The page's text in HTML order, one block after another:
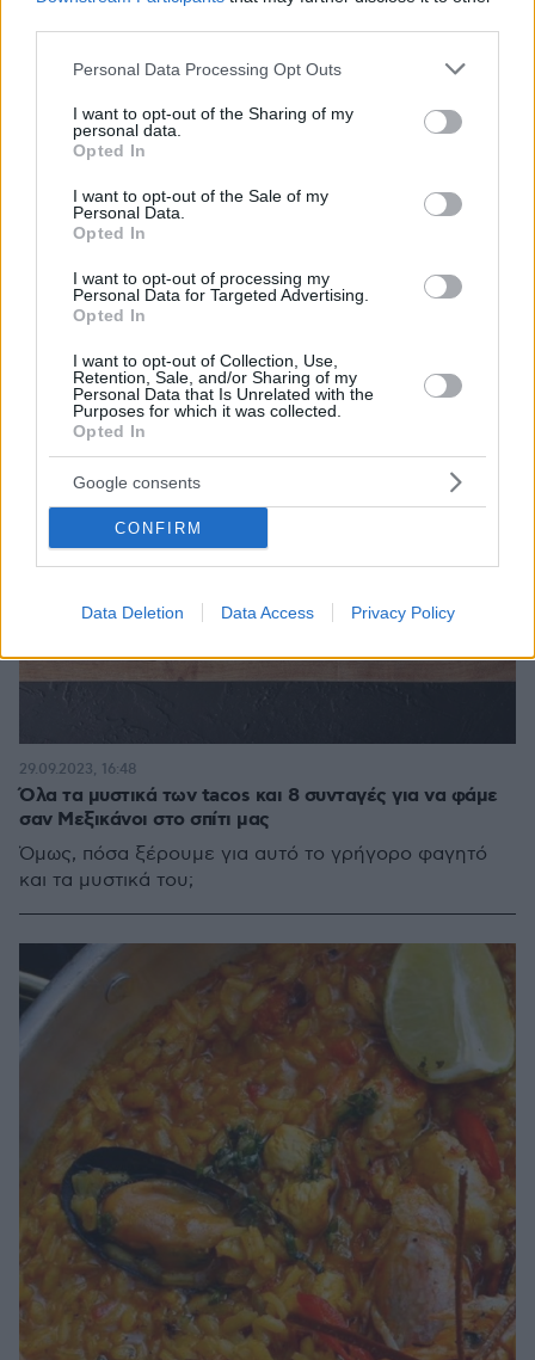
Please note that this website/app uses one or more Google
not limited to your visit or usage behaviour. You may click to
grant or deny consent to Google and its third-party tags to
use your data for below specified purposes in below Google
consent section.
Personal Data Processing Opt Outs
I want to opt-out of the Sharing of my
personal data.
Opted In
I want to opt-out of the Sale of my
Personal Data.
Opted In
I want to opt-out of processing my
Personal Data for Targeted Advertising.
Opted In
I want to opt-out of Collection, Use,
Retention, Sale, and/or Sharing of my
Personal Data that Is Unrelated with the
Purposes for which it was collected.
Opted In
Google consents
CONFIRM
Data Deletion Data Access Privacy Policy
Μια συνταγή της ομάδας του Matzenta Kuzina del Sol
στα Χανιά που συνδυάζει το αγαπημένο τους τοπικό
φρούτο με την ψητή πανσέτα.
17.10.2023, 11:00
Όλα τα μυστικά των tacos και 8 συνταγές για να φάμε
σαν Μεξικάνοι στο σπίτι μας
Όμως, πόσα ξέρουμε για αυτό το γρήγορο φαγητό
και τα μυστικά του;
29.09.2023, 16:48